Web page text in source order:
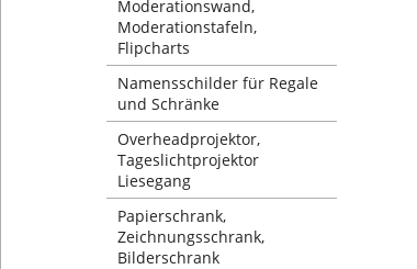
Moderationswand,
Moderationstafeln,
Flipcharts
Namensschilder für Regale
und Schränke
Overheadprojektor,
Tageslichtprojektor
Liesegang
Papierschrank,
Zeichnungsschrank,
Bilderschrank